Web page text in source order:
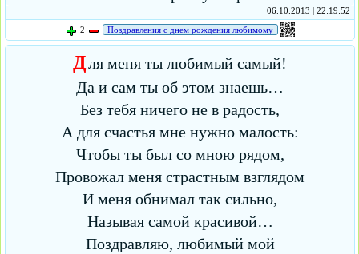
06.10.2013 | 22:19:52
2
Поздравления с днем рождения любимому
Для меня ты любимый самый!
Да и сам ты об этом знаешь…
Без тебя ничего не в радость,
А для счастья мне нужно малость:
Чтобы ты был со мною рядом,
Провожал меня страстным взглядом
И меня обнимал так сильно,
Называя самой красивой…
Поздравляю, любимый мой